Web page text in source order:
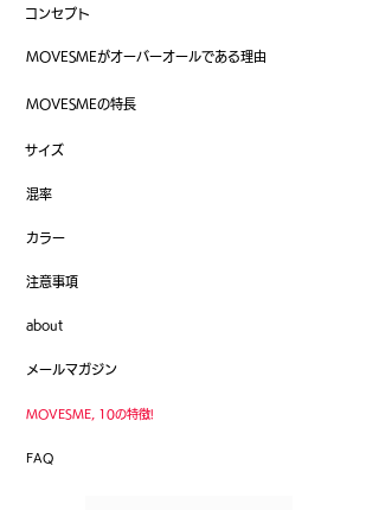
コンセプト
MOVESMEがオーバーオールである理由
MOVESMEの特長
サイズ
混率
カラー
​注意事項
about
メールマガジン
MOVESME, 10の特徴!
FAQ